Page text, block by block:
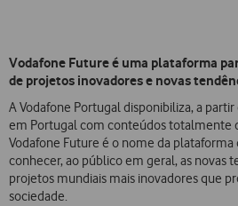
Vodafone Future é uma plataforma
de projetos inovadores e novas
A Vodafone Portugal disponibiliza, a
em Portugal com conteúdos totalmente
Vodafone Future é o nome da
conhecer, ao público em geral, as novas
projetos mundiais mais inovadores que
sociedade.